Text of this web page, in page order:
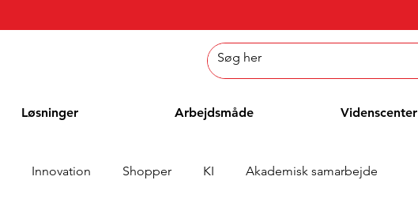
Løsninger Arbejdsmåde Videnscenter
Innovation Shopper KI Akademisk samarbejde